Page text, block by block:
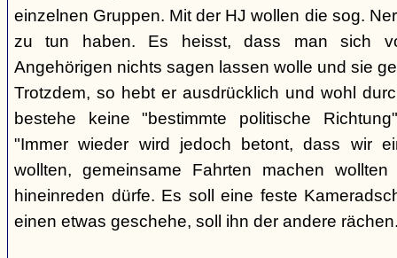
einzelnen Gruppen. Mit der HJ wollen die sog.
zu tun haben. Es heisst, dass man sich
Angehörigen nichts sagen lassen wolle und sie
Trotzdem, so hebt er ausdrücklich und wohl
bestehe keine "bestimmte politische
"Immer wieder wird jedoch betont, dass wir
wollten, gemeinsame Fahrten machen
hineinreden dürfe. Es soll eine feste
einen etwas geschehe, soll ihn der andere